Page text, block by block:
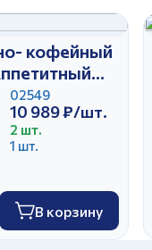
кофейный
02549
10 989 ₽/шт.
2 шт.
1 шт.
В корзину